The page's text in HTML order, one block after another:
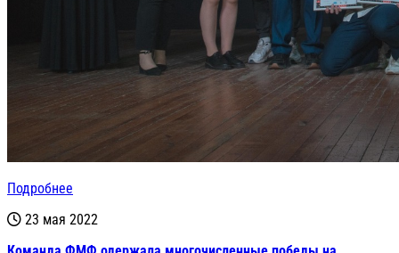
Подробнее
23 мая 2022